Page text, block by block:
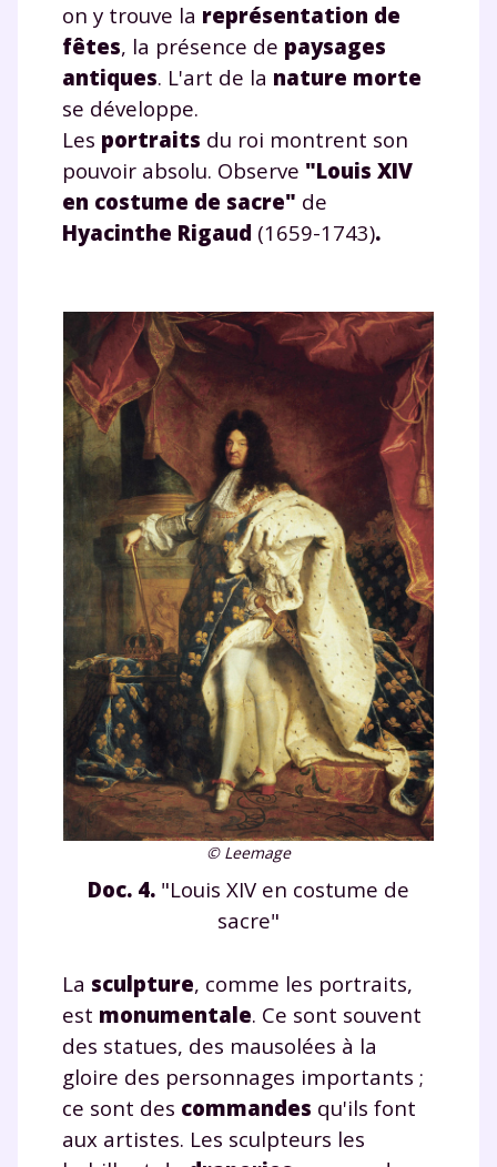
on y trouve la représentation de
fêtes, la présence de paysages
antiques. L'art de la nature morte
se développe.
Les portraits du roi montrent son
pouvoir absolu. Observe "Louis XIV
en costume de sacre" de
Hyacinthe Rigaud (1659-1743).
© Leemage
Doc. 4. "Louis XIV en costume de
sacre"
La sculpture, comme les portraits,
est monumentale. Ce sont souvent
des statues, des mausolées à la
gloire des personnages importants ;
ce sont des commandes qu'ils font
aux artistes. Les sculpteurs les
Fermer
Envie de progresser
et de réussir votre
année scolaire ?
Testez gratuitement
pendant 24h notre